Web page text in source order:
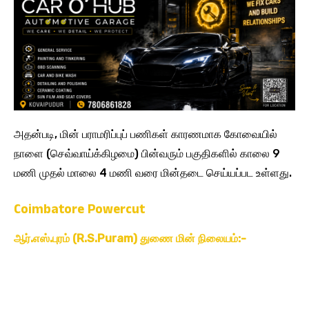
அதன்படி, மின் பராமரிப்புப் பணிகள் காரணமாக கோவையில்
நாளை (செவ்வாய்க்கிழமை) பின்வரும் பகுதிகளில் காலை 9
மணி முதல் மாலை 4 மணி வரை மின்தடை செய்யப்பட உள்ளது.
Coimbatore Powercut
ஆர்.எஸ்.புரம் (R.S.Puram) துணை மின் நிலையம்:-